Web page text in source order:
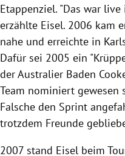
Etappenziel. "Das war live
erzählte Eisel. 2006 kam
nahe und erreichte in
Dafür sei 2005 ein
der Australier Baden
Team nominiert gewesen
Falsche den Sprint
trotzdem Freunde
2007 stand Eisel beim